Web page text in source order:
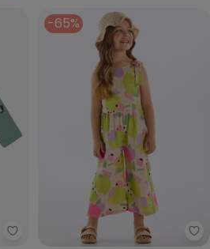
Trick Nick - Body Manga
-65%